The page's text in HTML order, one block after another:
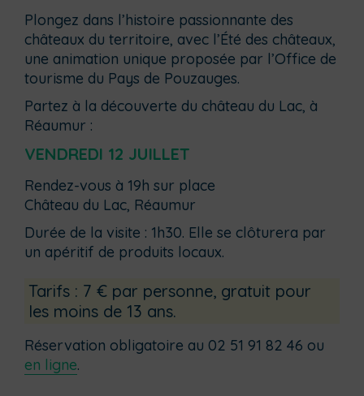
Plongez dans l’histoire passionnante des
châteaux du territoire, avec l’Été des châteaux,
une animation unique proposée par l’Office de
tourisme du Pays de Pouzauges.
Partez à la découverte du château du Lac, à
Réaumur :
VENDREDI 12 JUILLET
Rendez-vous à 19h sur place
Château du Lac, Réaumur
Durée de la visite : 1h30. Elle se clôturera par
un apéritif de produits locaux.
Tarifs : 7 € par personne, gratuit pour
les moins de 13 ans.
Réservation obligatoire au 02 51 91 82 46 ou
en ligne.